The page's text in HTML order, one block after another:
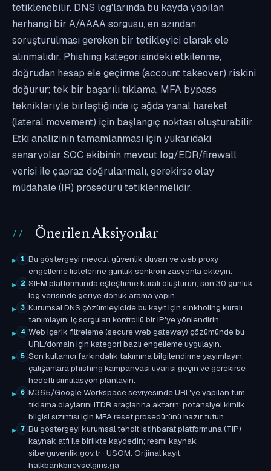
tetiklenebilir. DNS log'larında bu kayda yapılan
herhangi bir A/AAAA sorgusu, en azından
soruşturulması gereken bir tetikleyici olarak ele
alınmalıdır. Phishing kategorisindeki etkilenme,
doğrudan hesap ele geçirme (account takeover) riskini
doğurur; tek bir başarılı tıklama, MFA bypass
teknikleriyle birleştiğinde iç ağda yanal hareket
(lateral movement) için başlangıç noktası oluşturabilir.
Etki analizinin tamamlanması için yukarıdaki
senaryolar SOC ekibinin mevcut log/EDR/firewall
verisi ile çapraz doğrulanmalı, gerekirse olay
müdahale (IR) prosedürü tetiklenmelidir.
Önerilen Aksiyonlar
1 Bu göstergeyi mevcut güvenlik duvarı ve web proxy
engelleme listelerine günlük senkronizasyonla ekleyin.
2 SIEM platformunda eşleştirme kuralı oluşturun; son 30 günlük
log verisinde geriye dönük arama yapın.
3 Kurumsal DNS çözümleyicide bu kayıt için sinkholing kuralı
tanımlayın; iç sorguları kontrollü bir IP'ye yönlendirin.
4 Web içerik filtreleme (secure web gateway) çözümünde bu
URL/domain için kategori bazlı engelleme uygulayın.
5 Son kullanıcı farkındalık takımına bilgilendirme yayımlayın;
çalışanlara phishing kampanyası uyarısı geçin ve gerekirse
hedefli simülasyon planlayın.
6 M365/Google Workspace seviyesinde URL'ye yapılan tüm
tıklama olaylarını ITDR araçlarına aktarın; potansiyel kimlik
bilgisi sızıntısı için MFA reset prosedürünü hazır tutun.
7 Bu göstergeyi kurumsal tehdit istihbarat platformuna (TIP)
kaynak atfı ile birlikte kaydedin; resmi kaynak:
siberguvenlik.gov.tr · USOM. Orijinal kayıt:
halkbankbireyselgiris.ga